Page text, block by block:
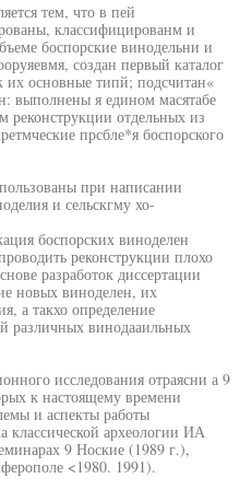
тем, что в пей
классифицированм и
боспорские винодельни и
создан первый каталог
их основные типй; подсчитан«
выполнены я едином масятабе
отдельных из
прсбле*я боспорского
при написании
и сельскгму хо-
боспорских виноделен
реконструкции плохо
разработок диссертации
новых виноделен, их
а такхо определение
различных винодааильных
исследования отраясни а 9
к настоящему времени
и аспекты работы
классической археологии ИА
9 Ноские (1989 г.),
<1980. 1991).